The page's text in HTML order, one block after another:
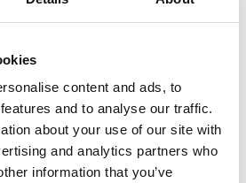
content and ads, to
and to analyse our traffic.
about your use of our site with
and analytics partners who
information that you’ve
serigrafi,
favoritkunstværk
af dine
2025
1 kontakt­
personer